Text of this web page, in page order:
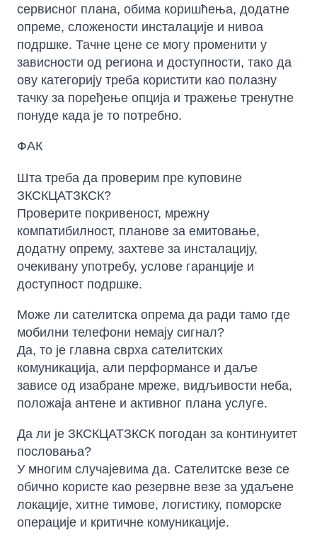
сервисног плана, обима коришћења, додатне
опреме, сложености инсталације и нивоа
подршке. Тачне цене се могу променити у
зависности од региона и доступности, тако да
ову категорију треба користити као полазну
тачку за поређење опција и тражење тренутне
понуде када је то потребно.
ФАК
Шта треба да проверим пре куповине
ЗКСКЦАТЗКСК?
Проверите покривеност, мрежну
компатибилност, планове за емитовање,
додатну опрему, захтеве за инсталацију,
очекивану употребу, услове гаранције и
доступност подршке.
Може ли сателитска опрема да ради тамо где
мобилни телефони немају сигнал?
Да, то је главна сврха сателитских
комуникација, али перформансе и даље
зависе од изабране мреже, видљивости неба,
положаја антене и активног плана услуге.
Да ли је ЗКСКЦАТЗКСК погодан за континуитет
пословања?
У многим случајевима да. Сателитске везе се
обично користе као резервне везе за удаљене
локације, хитне тимове, логистику, поморске
операције и критичне комуникације.